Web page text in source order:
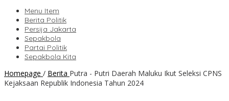
Menu Item
Berita Politik
Persija Jakarta
Sepakbola
Partai Politik
Sepakbola Kita
Homepage / Berita Putra - Putri Daerah Maluku Ikut Seleksi CPNS
Kejaksaan Republik Indonesia Tahun 2024